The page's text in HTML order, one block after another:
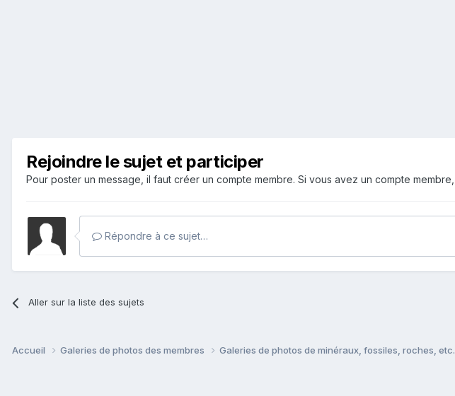
Rejoindre le sujet et participer
Pour poster un message, il faut créer un compte membre. Si vous avez un compte membre,
Répondre à ce sujet…
Aller sur la liste des sujets
Accueil Galeries de photos des membres Galeries de photos de minéraux, fossiles, roches, etc.